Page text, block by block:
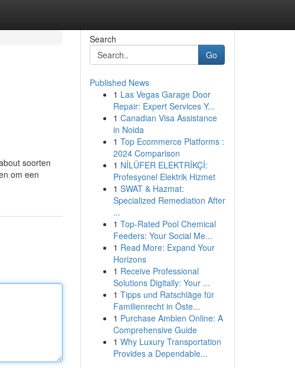
soorten
om een
Search
Go
Published News
1 Las Vegas Garage Door
Repair: Expert Services Y...
1 Canadian Visa Assistance
in Noida
1 Top Ecommerce Platforms :
2024 Comparison
1 NİLÜFER ELEKTRİKÇİ:
Profesyonel Elektrik Hizmet
1 SWAT & Hazmat:
Specialized Remediation After
...
1 Top-Rated Pool Chemical
Feeders: Your Social Me...
1 Read More: Expand Your
Horizons
1 Receive Professional
Solutions Digitally: Your ...
1 Tipps und Ratschläge für
Familienrecht in Öste...
1 Purchase Ambien Online: A
Comprehensive Guide
1 Why Luxury Transportation
Provides a Dependable...